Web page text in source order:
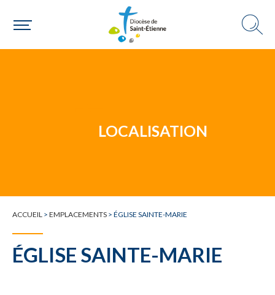
LOCALISATION
ACCUEIL > EMPLACEMENTS > ÉGLISE SAINTE-MARIE
ÉGLISE SAINTE-MARIE